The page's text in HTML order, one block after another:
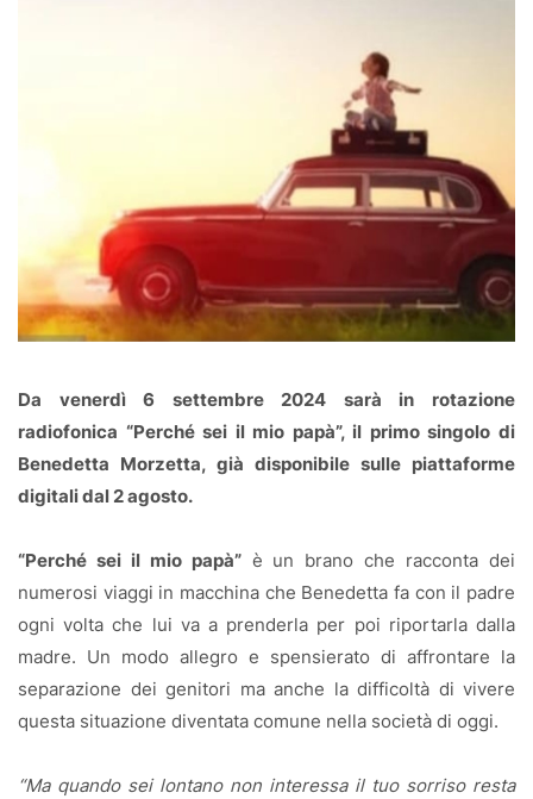
Da venerdì 6 settembre 2024 sarà in rotazione
radiofonica “Perché sei il mio papà”, il primo singolo di
Benedetta Morzetta, già disponibile sulle piattaforme
digitali dal 2 agosto.
“Perché sei il mio papà”è un brano che racconta dei
numerosi viaggi in macchina che Benedetta fa con il padre
ogni volta che lui va a prenderla per poi riportarla dalla
madre. Un modo allegro e spensierato di affrontare la
separazione dei genitori ma anche la difficoltà di vivere
questa situazione diventata comune nella società di oggi.
“Ma quando sei lontano non interessa il tuo sorriso resta